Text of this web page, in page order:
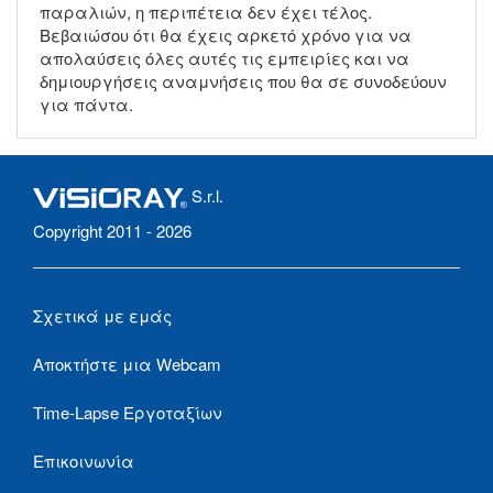
παραλιών, η περιπέτεια δεν έχει τέλος.
Βεβαιώσου ότι θα έχεις αρκετό χρόνο για να
απολαύσεις όλες αυτές τις εμπειρίες και να
δημιουργήσεις αναμνήσεις που θα σε συνοδεύουν
για πάντα.
S.r.l.
Copyright 2011 - 2026
Σχετικά με εμάς
Αποκτήστε μια Webcam
Time-Lapse Εργοταξίων
Επικοινωνία